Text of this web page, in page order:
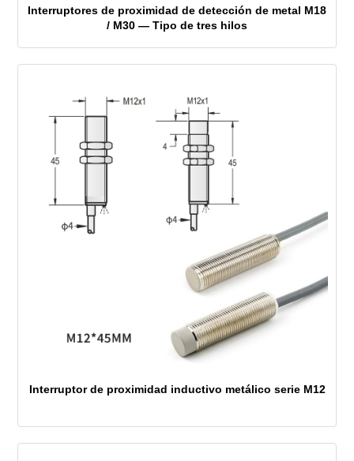
Interruptores de proximidad de detección de metal M18
/ M30 — Tipo de tres hilos
Interruptor de proximidad inductivo metálico serie M12